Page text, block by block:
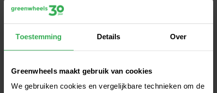
Toestemming Details Over
Greenwheels maakt gebruik van cookies
We gebruiken cookies en vergelijkbare technieken om de
Zo werkt autodelen in